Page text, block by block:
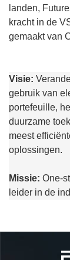
landen,
kracht in de
gemaakt van
Visie:
gebruik van
portefeuille,
duurzame
meest
oplossingen.
Missie: One-
leider in de